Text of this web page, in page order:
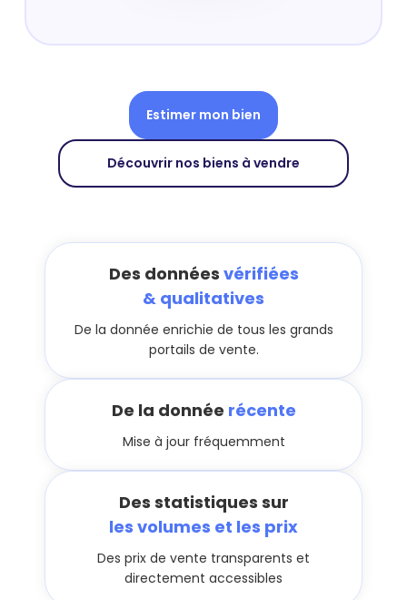
Estimer mon bien
Découvrir nos biens à vendre
Des données vérifiées
& qualitatives
De la donnée enrichie de tous les grands
portails de vente.
De la donnée récente
Mise à jour fréquemment
Des statistiques sur
les volumes et les prix
Des prix de vente transparents et
directement accessibles